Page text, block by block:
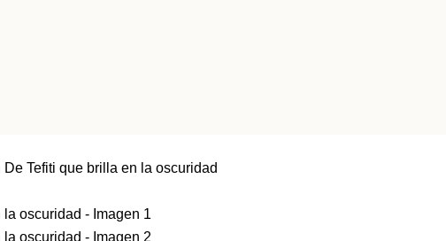
Tefiti que brilla en la oscuridad